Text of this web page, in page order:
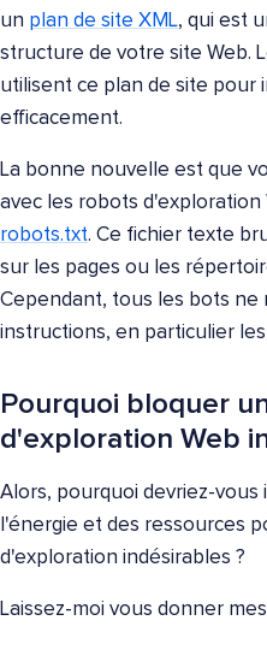
un plan de site XML, qui est
structure de votre site Web.
utilisent ce plan de site pour
efficacement.
La bonne nouvelle est que
avec les robots d'exploration
robots.txt. Ce fichier texte
sur les pages ou les
Cependant, tous les bots ne
instructions, en particulier
Pourquoi bloquer
d'exploration Web
Alors, pourquoi devriez-vous
l'énergie et des ressources
d'exploration indésirables ?
Laissez-moi vous donner